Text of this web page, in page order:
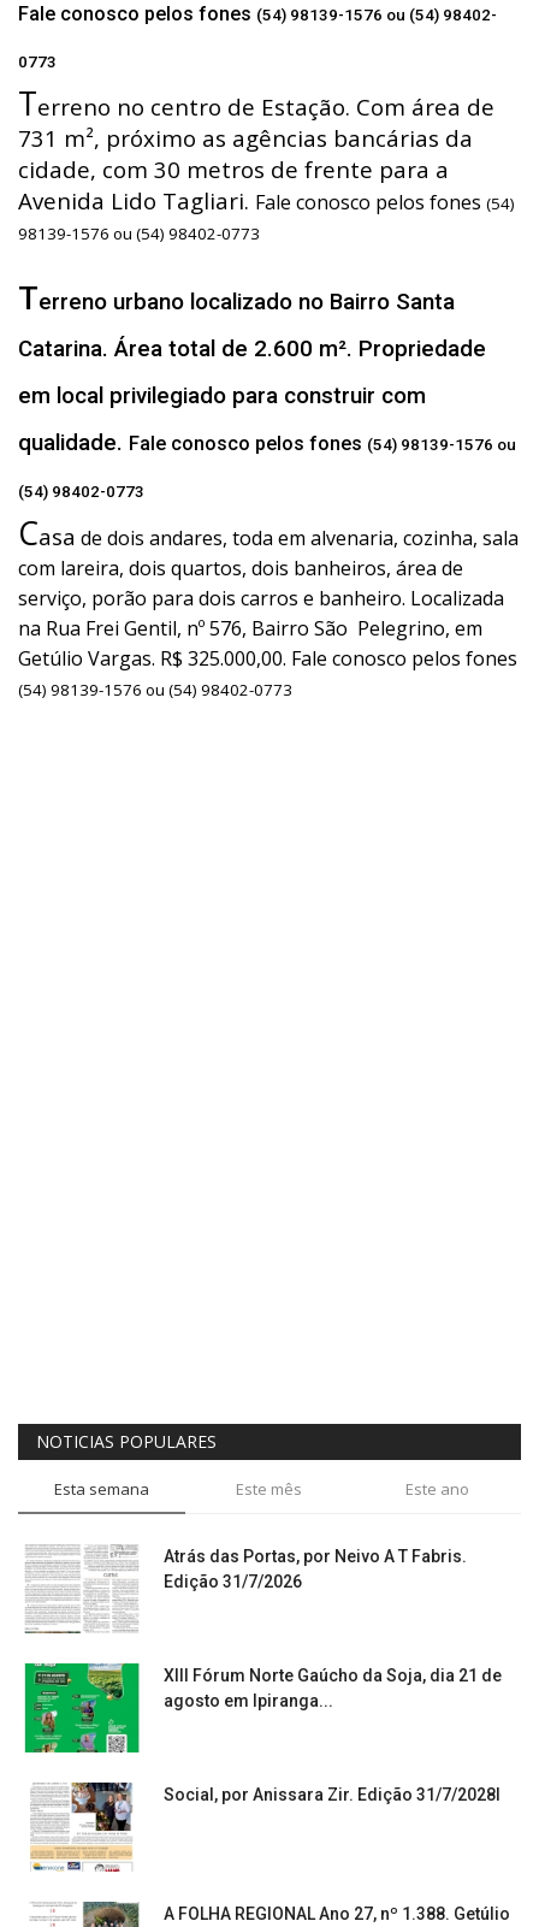
Fale conosco pelos fones (54) 98139-1576 ou (54) 98402-
0773
Terreno no centro de Estação. Com área de
731 m², próximo as agências bancárias da
cidade, com 30 metros de frente para a
Avenida Lido Tagliari. Fale conosco pelos fones (54)
98139-1576 ou (54) 98402-0773
Terreno urbano localizado no Bairro Santa
Catarina. Área total de 2.600 m². Propriedade
em local privilegiado para construir com
qualidade. Fale conosco pelos fones (54) 98139-1576 ou
(54) 98402-0773
Casa de dois andares, toda em alvenaria, cozinha, sala
com lareira, dois quartos, dois banheiros, área de
serviço, porão para dois carros e banheiro. Localizada
na Rua Frei Gentil, nº 576, Bairro São Pelegrino, em
Getúlio Vargas. R$ 325.000,00. Fale conosco pelos fones
(54) 98139-1576 ou (54) 98402-0773
NOTICIAS POPULARES
Esta semana Este mês Este ano
Atrás das Portas, por Neivo A T Fabris.
Edição 31/7/2026
XIII Fórum Norte Gaúcho da Soja, dia 21 de
agosto em Ipiranga...
Social, por Anissara Zir. Edição 31/7/2028l
A FOLHA REGIONAL Ano 27, nº 1.388. Getúlio